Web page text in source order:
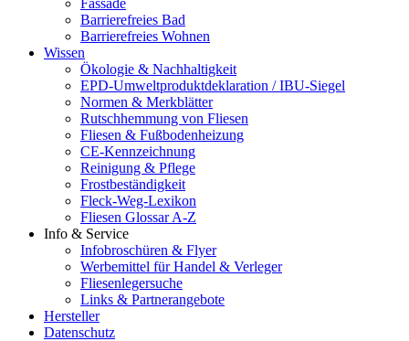
Fassade
Barrierefreies Bad
Barrierefreies Wohnen
Wissen
Ökologie & Nachhaltigkeit
EPD-Umweltproduktdeklaration / IBU-Siegel
Normen & Merkblätter
Rutschhemmung von Fliesen
Fliesen & Fußbodenheizung
CE-Kennzeichnung
Reinigung & Pflege
Frostbeständigkeit
Fleck-Weg-Lexikon
Fliesen Glossar A-Z
Info & Service
Infobroschüren & Flyer
Werbemittel für Handel & Verleger
Fliesenlegersuche
Links & Partnerangebote
Hersteller
Datenschutz